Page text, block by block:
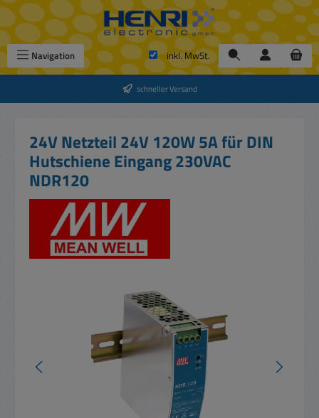
Zum Hauptinhalt springen
Navigation inkl. MwSt.
schneller Versand
24V Netzteil 24V 120W 5A für DIN
Hutschiene Eingang 230VAC
NDR120